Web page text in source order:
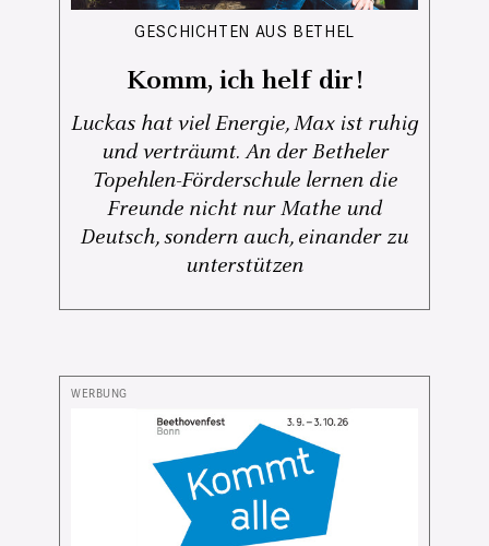
GESCHICHTEN AUS BETHEL
Komm, ich helf dir!
Luckas hat viel Energie, Max ist ruhig
und verträumt. An der Betheler
Topehlen-Förderschule lernen die
Freunde nicht nur Mathe und
Deutsch, sondern auch, einander zu
unterstützen